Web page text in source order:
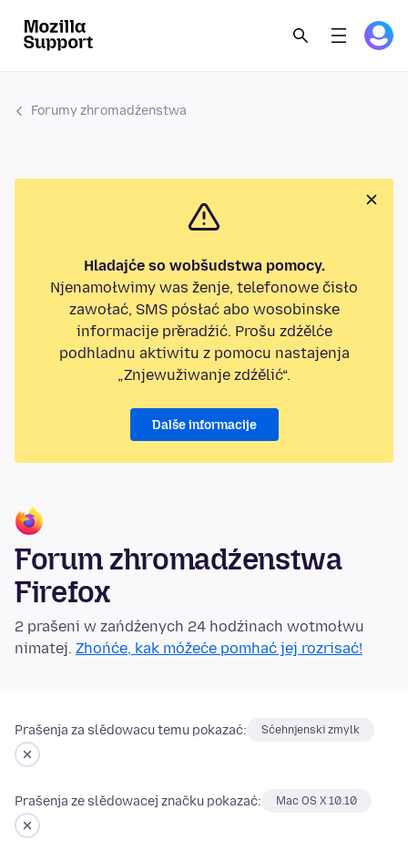
Forumy zhromadźenstwa
Hladajće so wobšudstwa pomocy.
Njenamołwimy was ženje, telefonowe čisło
zawołać, SMS pósłać abo wosobinske
informacije přeradźić. Prošu zdźělće
podhladnu aktiwitu z pomocu nastajenja
„Znjewužiwanje zdźělić“.
Dalše informacije
Forum zhromadźenstwa
Firefox
2 prašeni w zańdźenych 24 hodźinach wotmołwu
nimatej. Zhońće, kak móžeće pomhać jej rozrisać!
Prašenja za slědowacu temu pokazać: Sćehnjenski zmylk
Prašenja ze slědowacej značku pokazać: Mac OS X 10.10